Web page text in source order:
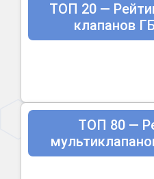
ТОП 20 —
клапанов
ТОП 80 —